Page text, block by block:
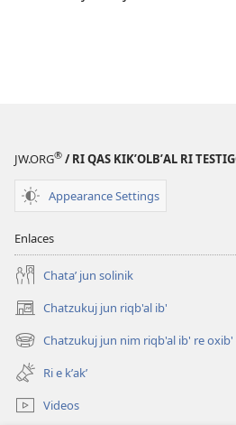
JW.ORG® / RI QAS KIKʼOLBʼAL RI
Appearance Settings
Enlaces
Chataʼ jun solinik
Chatzukuj jun riqb'al ib'
(opens
new
window)
Chatzukuj jun nim riqb'al ib' re
(opens
new
window)
Ri e kʼakʼ
Videos